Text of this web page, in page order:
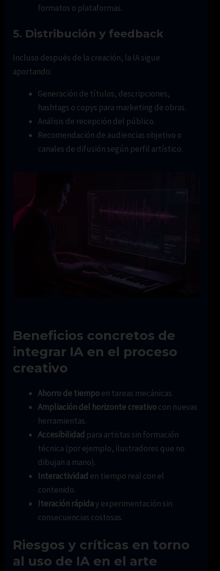
formatos o plataformas.
5. Distribución y feedback
Incluso después de la creación, la IA sigue
aportando:
Generación de títulos, descripciones,
hashtags o copys para marketing de obras.
Análisis de recepción del público.
Recomendación de audiencias objetivo o
canales de difusión según perfil artístico.
Beneficios concretos de
integrar IA en el proceso
creativo
Ahorro de tiempoen tareas mecánicas.
Ampliación del horizonte creativocon nuevas
herramientas.
Accesibilidad para artistas sin formación
técnica (por ejemplo, ilustradores que no
dibujan a mano).
Interactividad en tiempo real con el
contenido.
Iteración rápiday experimentación sin
consecuencias costosas.
Riesgos y críticas en torno
al uso de IA en el arte